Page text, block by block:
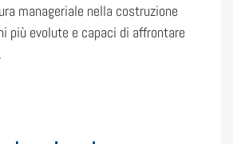
manageriale nella costruzione
più evolute e capaci di affrontare